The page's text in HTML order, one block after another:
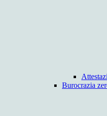
Burocrazia